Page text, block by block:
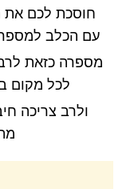
חוסכת לכם את
עם הכלב
מספרה כזאת לרב
לכל מקום
ולרב צריכה